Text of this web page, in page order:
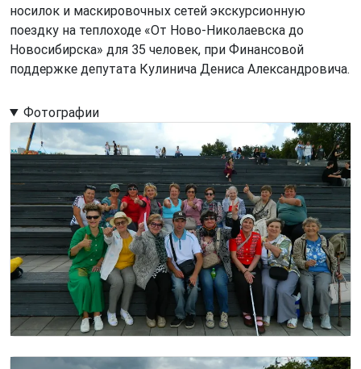
носилок и маскировочных сетей экскурсионную
поездку на теплоходе «От Ново-Николаевска до
Новосибирска» для 35 человек, при Финансовой
поддержке депутата Кулинича Дениса Александровича.
Фотографии
Image